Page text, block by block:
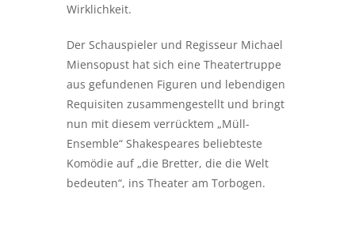
Wirklichkeit.
Der Schauspieler und Regisseur Michael
Miensopust hat sich eine Theatertruppe
aus gefundenen Figuren und lebendigen
Requisiten zusammengestellt und bringt
nun mit diesem verrücktem „Müll-
Ensemble“ Shakespeares beliebteste
Komödie auf „die Bretter, die die Welt
bedeuten“, ins Theater am Torbogen.